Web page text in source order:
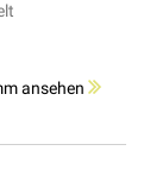
ansehen